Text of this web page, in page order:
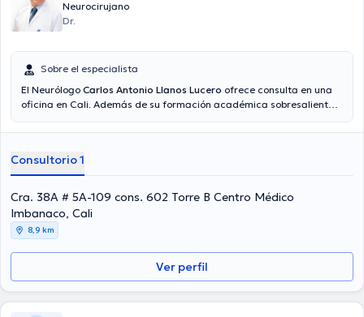
Neurocirujano
Dr.
Sobre el especialista
El Neurólogo Carlos Antonio Llanos Lucero ofrece consulta en una
oficina en Cali. Además de su formación académica sobresaliente,
médico posee años de experiencia laboral en su área de
miembro de diversas asociaciones médicas. Carlos Antonio Llanos
Lucero ha participado en innumerables conferencias con el ideal de
tener una formación continua en su ámbito de especialización y ha
compartido numerosas publicaciones.
Consultorio 1
Cra. 38A # 5A-109 cons. 602 Torre B Centro Médico
Imbanaco, Cali
8,9 km
Ver perfil